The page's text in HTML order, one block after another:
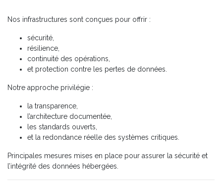
Nos infrastructures sont conçues pour offrir :
sécurité,
résilience,
continuité des opérations,
et protection contre les pertes de données.
Notre approche privilégie :
la transparence,
l’architecture documentée,
les standards ouverts,
et la redondance réelle des systèmes critiques.
Principales mesures mises en place pour assurer la sécurité et
l’intégrité des données hébergées.